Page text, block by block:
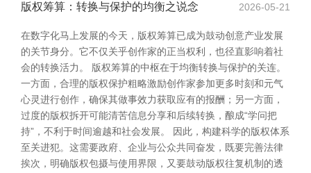
版权筹算：转换与保护的均衡之说念 2026-05-21
在数字化马上发展的今天，版权筹算已成为鼓动创意产业发展
的关节身分。它不仅关乎创作家的正当权利，也径直影响着社
会的转换活力。 版权筹算的中枢在于均衡转换与保护的关连。
一方面，合理的版权保护粗略激励创作家参加更多时刻和元气
心灵进行创作，确保其做事效力获取应有的报酬；另一方面，
过度的版权拆开可能清苦信息分享和后续转换，酿成“学问把
持”，不利于时间逾越和社会发展。 因此，构建科学的版权体系
至关进犯。这需要政府、企业与公众共同奋发，既要完善法律
挨次，明确版权包摄与使用界限，又要鼓动版权往复机制的透